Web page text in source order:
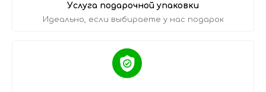
Услуга подарочной упаковки
Идеально, если выбираете у нас подарок